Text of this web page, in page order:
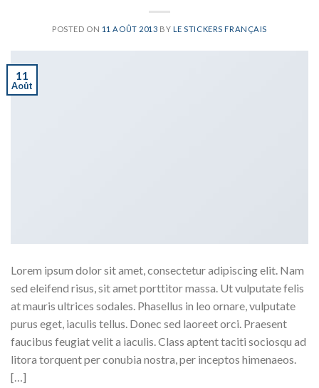
POSTED ON 11 AOÛT 2013 BY LE STICKERS FRANÇAIS
11
Août
Lorem ipsum dolor sit amet, consectetur adipiscing elit. Nam
sed eleifend risus, sit amet porttitor massa. Ut vulputate felis
at mauris ultrices sodales. Phasellus in leo ornare, vulputate
purus eget, iaculis tellus. Donec sed laoreet orci. Praesent
faucibus feugiat velit a iaculis. Class aptent taciti sociosqu ad
litora torquent per conubia nostra, per inceptos himenaeos.
[…]